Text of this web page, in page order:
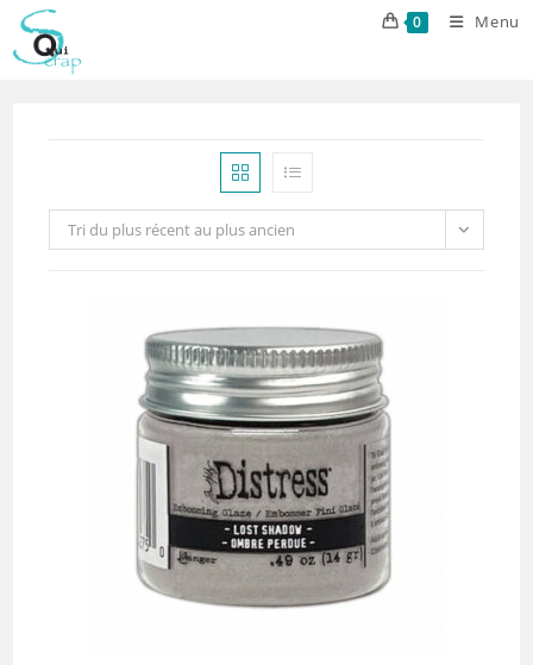
Skip
content
0 Menu
Tri du plus récent au plus ancien